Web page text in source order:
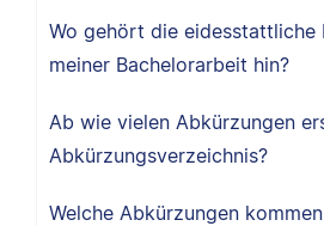
Wo gehört die eidesstattliche
meiner Bachelorarbeit hin?
Ab wie vielen Abkürzungen
Abkürzungsverzeichnis?
Welche Abkürzungen